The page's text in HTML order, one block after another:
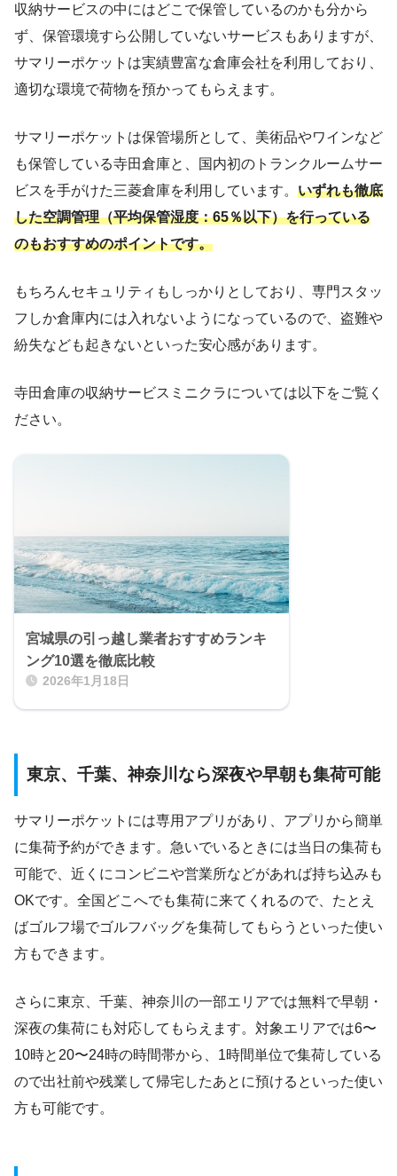
収納サービスの中にはどこで保管しているのかも分から
ず、保管環境すら公開していないサービスもありますが、
サマリーポケットは実績豊富な倉庫会社を利用しており、
適切な環境で荷物を預かってもらえます。
サマリーポケットは保管場所として、美術品やワインなど
も保管している寺田倉庫と、国内初のトランクルームサー
ビスを手がけた三菱倉庫を利用しています。 いずれも徹底
した空調管理（平均保管湿度：65％以下）を行っている
のもおすすめのポイントです。
もちろんセキュリティもしっかりとしており、専門スタッ
フしか倉庫内には入れないようになっているので、盗難や
紛失なども起きないといった安心感があります。
寺田倉庫の収納サービスミニクラについては以下をご覧く
ださい。
宮城県の引っ越し業者おすすめランキ
ング10選を徹底比較
2026年1月18日
東京、千葉、神奈川なら深夜や早朝も集荷可能
サマリーポケットには専用アプリがあり、アプリから簡単
に集荷予約ができます。急いでいるときには当日の集荷も
可能で、近くにコンビニや営業所などがあれば持ち込みも
OKです。全国どこへでも集荷に来てくれるので、たとえ
ばゴルフ場でゴルフバッグを集荷してもらうといった使い
方もできます。
さらに東京、千葉、神奈川の一部エリアでは無料で早朝・
深夜の集荷にも対応してもらえます。対象エリアでは6〜
10時と20〜24時の時間帯から、1時間単位で集荷している
ので出社前や残業して帰宅したあとに預けるといった使い
方も可能です。